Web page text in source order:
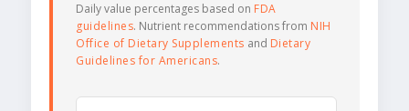
Daily value percentages based on FDA
guidelines. Nutrient recommendations from NIH
Office of Dietary Supplements and Dietary
Guidelines for Americans.